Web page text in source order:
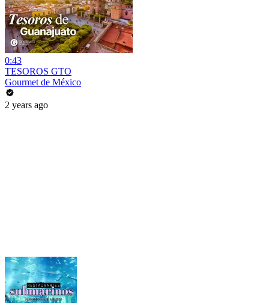
0:43
TESOROS GTO
Gourmet de México
2 years ago